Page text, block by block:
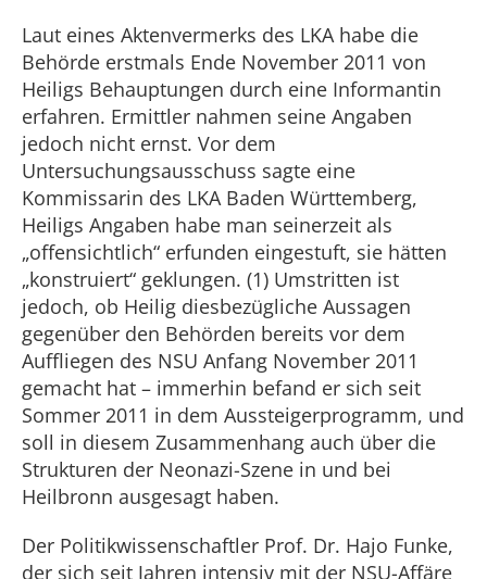
Laut eines Aktenvermerks des LKA habe die
Behörde erstmals Ende November 2011 von
Heiligs Behauptungen durch eine Informantin
erfahren. Ermittler nahmen seine Angaben
jedoch nicht ernst. Vor dem
Untersuchungsausschuss sagte eine
Kommissarin des LKA Baden Württemberg,
Heiligs Angaben habe man seinerzeit als
„offensichtlich“ erfunden eingestuft, sie hätten
„konstruiert“ geklungen. (1) Umstritten ist
jedoch, ob Heilig diesbezügliche Aussagen
gegenüber den Behörden bereits vor dem
Auffliegen des NSU Anfang November 2011
gemacht hat – immerhin befand er sich seit
Sommer 2011 in dem Aussteigerprogramm, und
soll in diesem Zusammenhang auch über die
Strukturen der Neonazi-Szene in und bei
Heilbronn ausgesagt haben.
Der Politikwissenschaftler Prof. Dr. Hajo Funke,
der sich seit Jahren intensiv mit der NSU-Affäre